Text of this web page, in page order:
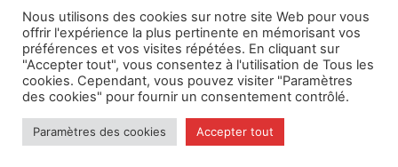
I've read and accept thePrivacy Policy.
Copyright © DiaspoRDC. All rights reserved
Nous utilisons des cookies sur notre site Web pour vous
offrir l'expérience la plus pertinente en mémorisant vos
préférences et vos visites répétées. En cliquant sur
"Accepter tout", vous consentez à l'utilisation de Tous les
cookies. Cependant, vous pouvez visiter "Paramètres
des cookies" pour fournir un consentement contrôlé.
Paramètres des cookies Accepter tout